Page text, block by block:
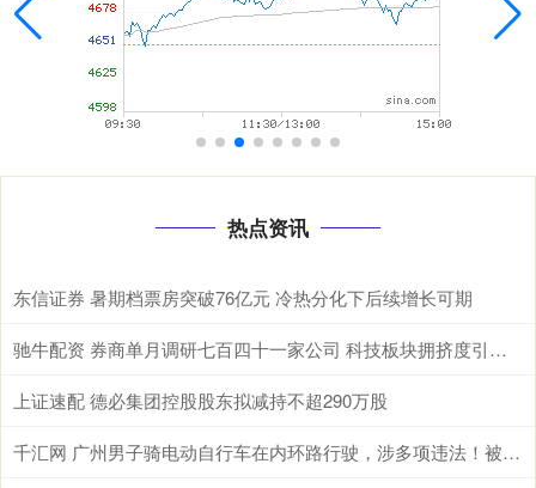
热点资讯
东信证券 暑期档票房突破76亿元 冷热分化下后续增长可期
驰牛配资 券商单月调研七百四十一家公司 科技板块拥挤度引发热议
上证速配 德必集团控股股东拟减持不超290万股
千汇网 广州男子骑电动自行车在内环路行驶，涉多项违法！被扣车罚款